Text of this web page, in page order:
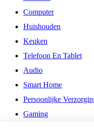
Computer
Huishouden
Keuken
Telefoon En Tablet
Audio
Smart Home
Persoonlijke
Gaming